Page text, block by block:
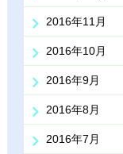
2016年11月
2016年10月
2016年9月
2016年8月
2016年7月